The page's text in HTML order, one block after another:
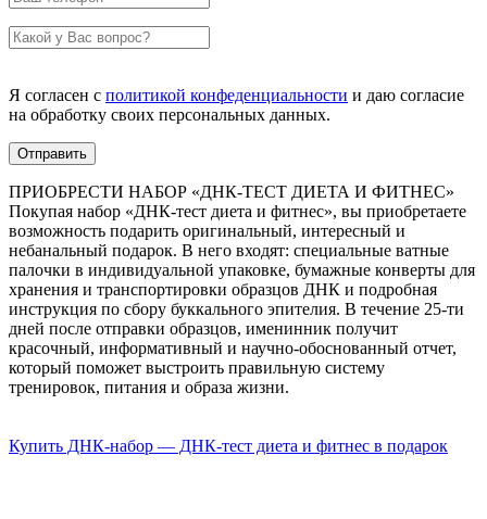
Я согласен с политикой конфеденциальности и даю согласие
на обработку своих персональных данных.
ПРИОБРЕСТИ НАБОР «ДНК-ТЕСТ ДИЕТА И ФИТНЕС»
Покупая набор «ДНК-тест диета и фитнес», вы приобретаете
возможность подарить оригинальный, интересный и
небанальный подарок. В него входят: специальные ватные
палочки в индивидуальной упаковке, бумажные конверты для
хранения и транспортировки образцов ДНК и подробная
инструкция по сбору буккального эпителия. В течение 25-ти
дней после отправки образцов, именинник получит
красочный, информативный и научно-обоснованный отчет,
который поможет выстроить правильную систему
тренировок, питания и образа жизни.
Купить ДНК-набор — ДНК-тест диета и фитнес в подарок